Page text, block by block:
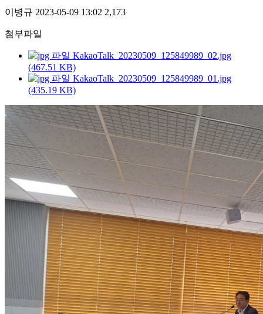
이병규 2023-05-09 13:02 2,173
첨부파일
KakaoTalk_20230509_125849989_02.jpg
(467.51 KB)
KakaoTalk_20230509_125849989_01.jpg
(435.19 KB)